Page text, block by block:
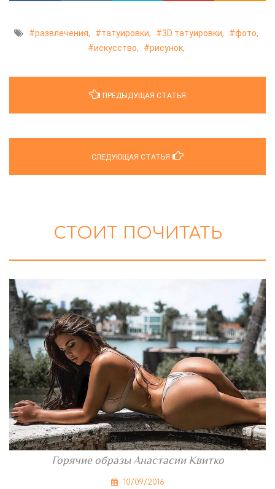
развлечения, татуировки, 3D татуировки,
фото,
искусство,
рисунок,
ПРЕДЫДУЩАЯ СТАТЬЯ
СЛЕДУЮЩАЯ СТАТЬЯ
СТОИТ ПОЧИТАТЬ
Горячие образы Анастасии Квитко
10/09/2016